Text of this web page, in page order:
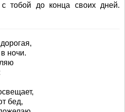
тобой до конца своих дней.
ночи.
бед,